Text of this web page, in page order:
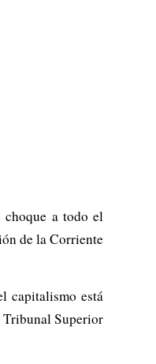
choque a todo el
de la Corriente
capitalismo está
Tribunal Superior